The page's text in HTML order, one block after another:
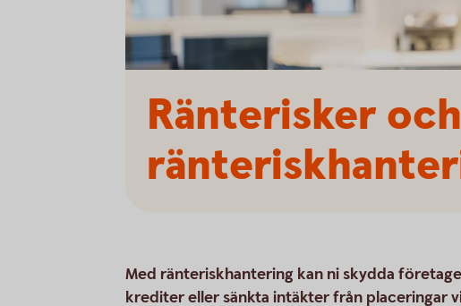
Ränterisker
Med ränteriskhantering kan ni skydda
krediter eller sänkta intäkter från placeringar